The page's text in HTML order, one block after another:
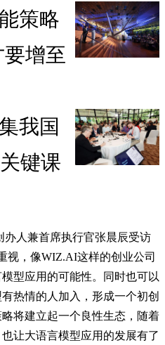
策略
增至
我国
键课
人兼首席执行官张晨辰受访
视，像WIZ.AI这样的创业公司
型应用的可能性。同时也可以
热情的人加入，形成一个初创
将建立起一个良性生态，随着
让大语言模型应用的发展有了